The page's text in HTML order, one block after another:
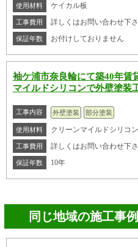
使用材料 ケイカル板
工事費用 詳しくはお問い合わせ下
保証年数 お付けしておりません
袖ケ浦市奈良輪にて築40年賃
マイルドシリコンで外壁塗装
工事内容 外壁塗装 部分塗装
使用材料 クリーンマイルドシリコ
工事費用 詳しくはお問い合わせ下
保証年数 10年
同じ地域の施工事例